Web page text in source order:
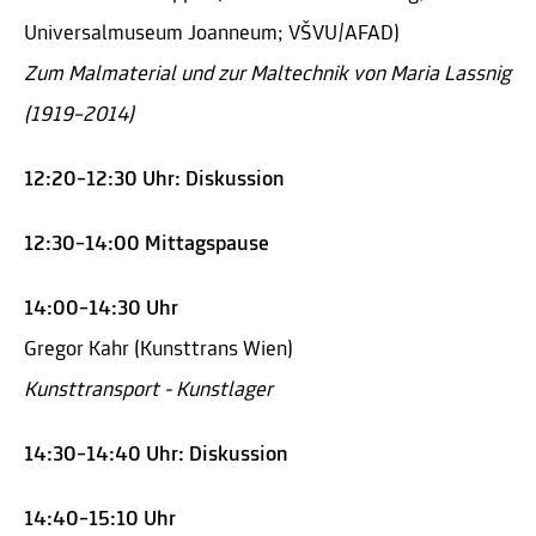
Universalmuseum Joanneum; VŠVU/AFAD)
Zum Malmaterial und zur Maltechnik von Maria Lassnig
(1919–2014)
12:20–12:30 Uhr: Diskussion
12:30–14:00 Mittagspause
14:00–14:30 Uhr
Gregor Kahr (Kunsttrans Wien)
Kunsttransport - Kunstlager
14:30–14:40 Uhr: Diskussion
14:40–15:10 Uhr